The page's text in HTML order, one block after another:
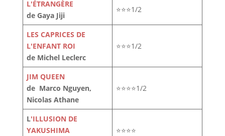
L'ÉTRANGÈRE
de Gaya Jiji
⭐⭐⭐1/2
LES CAPRICES DE
L'ENFANT ROI
de Michel Leclerc
⭐⭐⭐1/2
JIM QUEEN
de Marco Nguyen,
Nicolas Athane
⭐⭐⭐⭐1/2
L'ILLUSION DE
YAKUSHIMA
⭐⭐⭐⭐